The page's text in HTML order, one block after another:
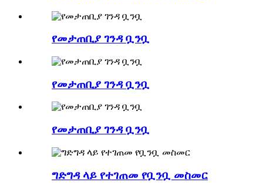
የመታጠቢያ ገንዳ ቧንቧ
የመታጠቢያ ገንዳ ቧንቧ
የመታጠቢያ ገንዳ ቧንቧ
ግድግዳ ላይ የተገጠመ የቧንቧ መስመር